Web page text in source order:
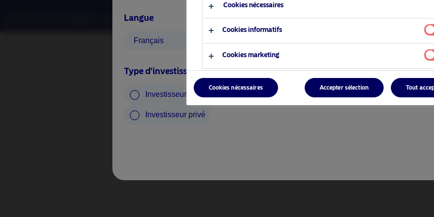
Langue
Français
Type d'investisseur
Investisseur professionnel
Investisseur privé
©2026 –Nordea Asset Management – tous droits réservés.
Cookies nécessaires
Cookies informatifs
Cookies marketing
Cookies nécessaires Accepter sélection Tout